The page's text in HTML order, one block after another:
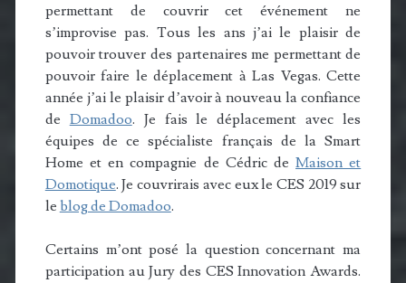
permettant de couvrir cet événement ne
s’improvise pas. Tous les ans j’ai le plaisir de
pouvoir trouver des partenaires me permettant de
pouvoir faire le déplacement à Las Vegas. Cette
année j’ai le plaisir d’avoir à nouveau la confiance
de Domadoo. Je fais le déplacement avec les
équipes de ce spécialiste français de la Smart
Home et en compagnie de Cédric deMaison et
Domotique. Je couvrirais avec eux le CES 2019 sur
le blog de Domadoo.
Certains m’ont posé la question concernant ma
participation au Jury des CES Innovation Awards.